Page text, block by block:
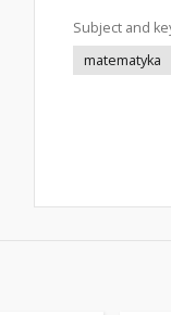
Subject and
matematyka